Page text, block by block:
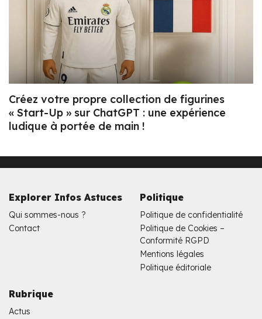
Créez votre propre collection de figurines
« Start-Up » sur ChatGPT : une expérience
ludique à portée de main !
Explorer Infos Astuces
Qui sommes-nous ?
Contact
Politique
Politique de confidentialité
Politique de Cookies –
Conformité RGPD
Mentions légales
Politique éditoriale
Rubrique
Actus